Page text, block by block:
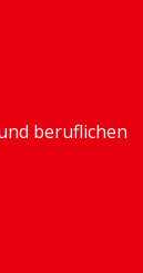
beruflichen